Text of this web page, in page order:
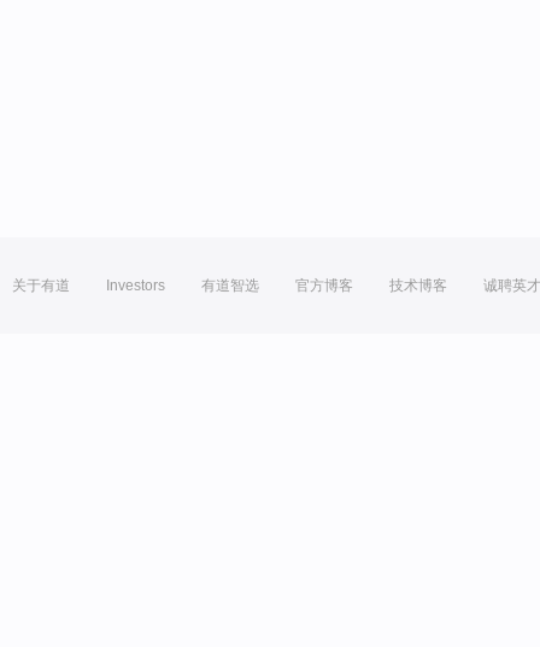
关于有道 Investors 有道智选 官方博客 技术博客 诚聘英才